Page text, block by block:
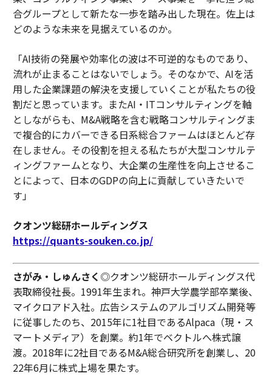
合グループとして新たな一歩を踏み出した現在。佐上は
どのような未来を見据えているのか。
「AI技術の発展や効率化の波は不可逆的なものであり、
流れが止まることはないでしょう。そのなかで、AIを活
用した企業課題の解決を支援していくことが私たちの役
割だと思っています。またAI・ITコンサルティングを軸
としながらも、M&A戦略を含む戦略コンサルティングま
で複合的にカバーできる日系総合ファームはほとんど存
在しません。その役割を担える私たちが大型コンサルテ
ィングファームとなり、大企業の生産性を向上させるこ
とによって、日本のGDPの向上に貢献していきたいで
す」
クオンツ総研ホールディングス
https://quants-souken.co.jp/
さがみ・しゅんさく ◎クオンツ総研ホールディングス代
表取締役社長。1991年生まれ。神戸大学農学部卒業後、
マイクロアド入社。広告システムのアルゴリズム開発等
に従事したのち、2015年に1社目であるAlpaca（現・ス
マートメディア）を創業。約1年でベクトルへ株式譲
渡。2018年に2社目であるM&A総合研究所を創業し、20
22年6月に株式上場を果たす。